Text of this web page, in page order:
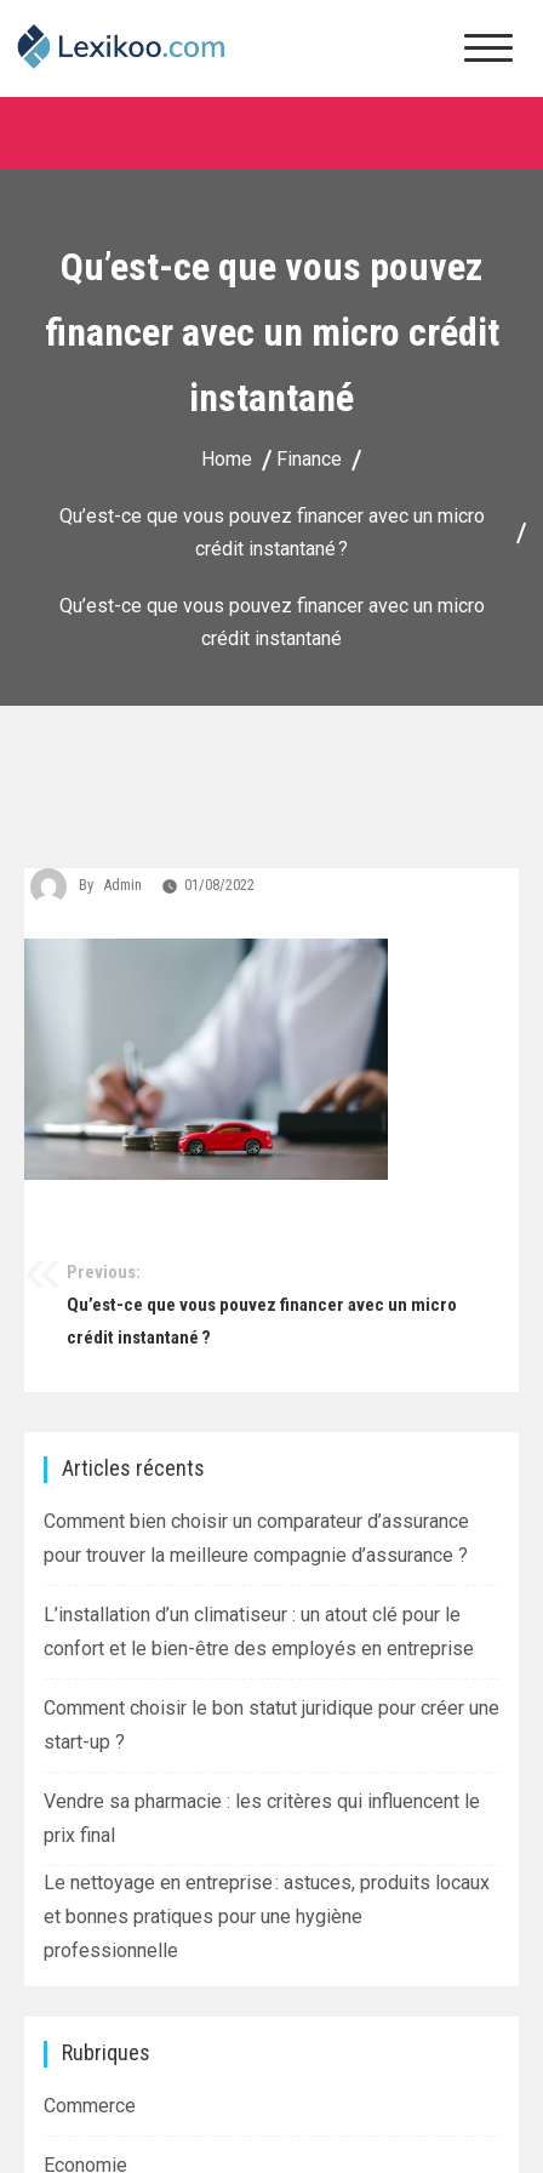
Lexikoo
Qu’est-ce que vous pouvez
financer avec un micro crédit
instantané
Home Finance
Qu’est-ce que vous pouvez financer avec un micro
crédit instantané ?
Qu’est-ce que vous pouvez financer avec un micro
crédit instantané
By Admin 01/08/2022
Navigation
Previous:
Qu’est-ce que vous pouvez financer avec un micro
crédit instantané ?
Articles récents
Comment bien choisir un comparateur d’assurance
pour trouver la meilleure compagnie d’assurance ?
L’installation d’un climatiseur : un atout clé pour le
confort et le bien-être des employés en entreprise
Comment choisir le bon statut juridique pour créer une
start-up ?
Vendre sa pharmacie : les critères qui influencent le
prix final
Le nettoyage en entreprise : astuces, produits locaux
et bonnes pratiques pour une hygiène
professionnelle
Rubriques
Commerce
Economie